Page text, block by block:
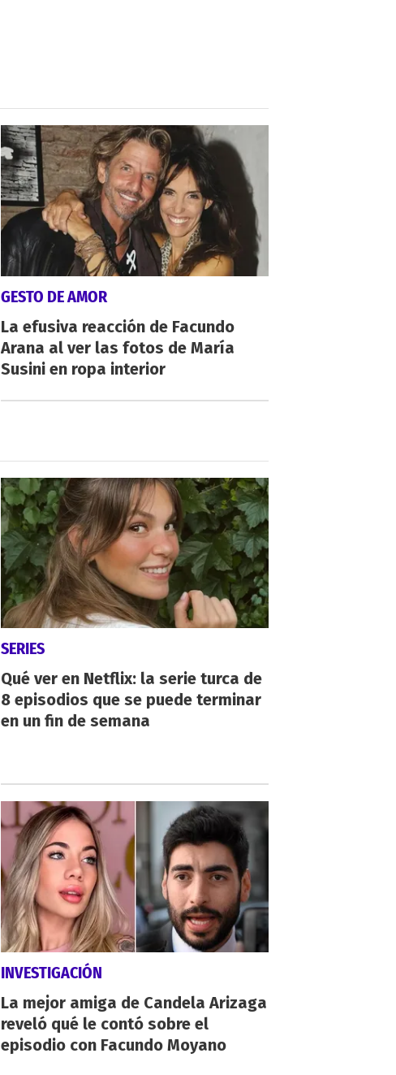
GESTO DE AMOR
La efusiva reacción de Facundo
Arana al ver las fotos de María
Susini en ropa interior
SERIES
Qué ver en Netflix: la serie turca de
8 episodios que se puede terminar
en un fin de semana
INVESTIGACIÓN
La mejor amiga de Candela Arizaga
reveló qué le contó sobre el
episodio con Facundo Moyano